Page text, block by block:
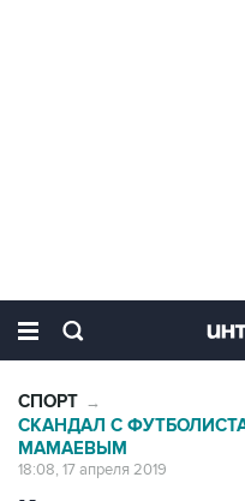
СПОРТ →
СКАНДАЛ С
МАМАЕВЫМ
18:08, 17 апреля 2019